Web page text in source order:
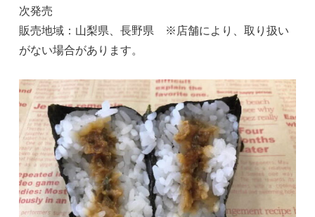
次発売
販売地域：山梨県、長野県 ※店舗により、取り扱い
がない場合があります。